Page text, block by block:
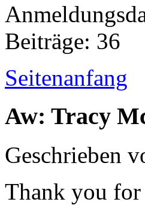
Beiträge: 36
Seitenanfang
Aw: Tracy
Geschrieben
Thank you